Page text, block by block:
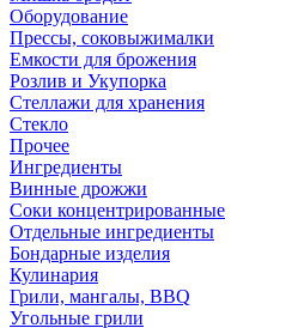
Оборудование
Прессы, соковыжималки
Емкости для брожения
Розлив и Укупорка
Стеллажи для хранения
Стекло
Прочее
Ингредиенты
Винные дрожжи
Соки концентрированные
Отдельные ингредиенты
Бондарные изделия
Кулинария
Грили, мангалы, BBQ
Угольные грили